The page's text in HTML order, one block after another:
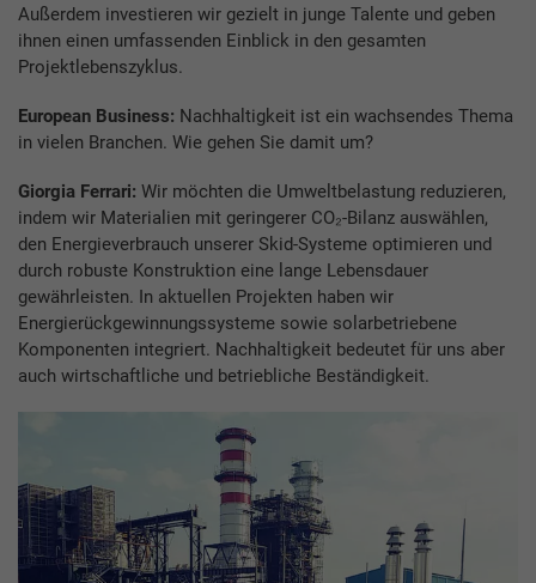
Außerdem investieren wir gezielt in junge Talente und geben
ihnen einen umfassenden Einblick in den gesamten
Projektlebenszyklus.
European Business: Nachhaltigkeit ist ein wachsendes Thema
in vielen Branchen. Wie gehen Sie damit um?
Giorgia Ferrari: Wir möchten die Umweltbelastung reduzieren,
indem wir Materialien mit geringerer CO₂-Bilanz auswählen,
den Energieverbrauch unserer Skid-Systeme optimieren und
durch robuste Konstruktion eine lange Lebensdauer
gewährleisten. In aktuellen Projekten haben wir
Energierückgewinnungssysteme sowie solarbetriebene
Komponenten integriert. Nachhaltigkeit bedeutet für uns aber
auch wirtschaftliche und betriebliche Beständigkeit.